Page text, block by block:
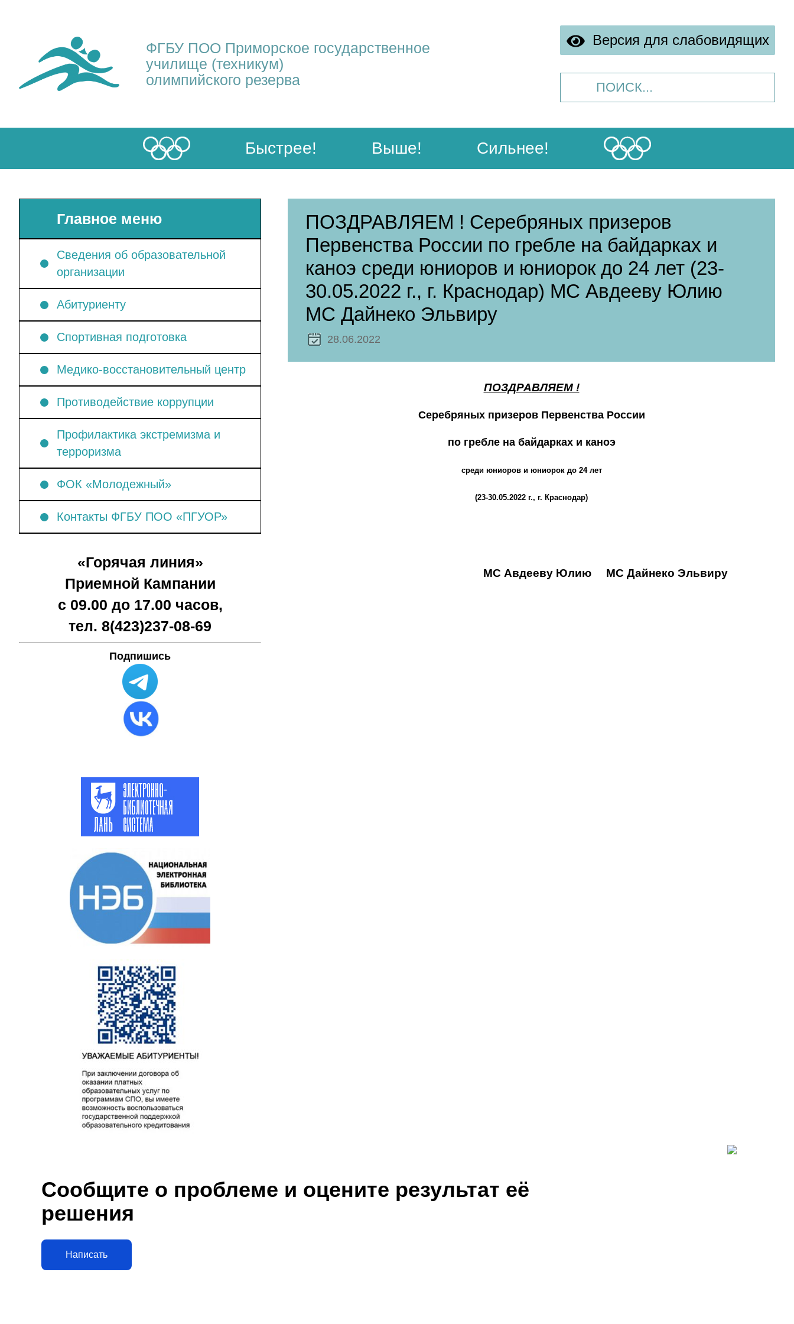
ФГБУ ПОО Приморское государственное
училище (техникум)
олимпийского резерва
Версия для слабовидящих
Быстрее! Выше! Сильнее!
Главное меню
Сведения об образовательной
организации
Абитуриенту
Спортивная подготовка
Медико-восстановительный центр
Противодействие коррупции
Профилактика экстремизма и
терроризма
ФОК «Молодежный»
Контакты ФГБУ ПОО «ПГУОР»
«Горячая линия»
Приемной Кампании
с 09.00 до 17.00 часов,
тел. 8(423)237-08-69
Подпишись
ПОЗДРАВЛЯЕМ ! Серебряных призеров
Первенства России по гребле на байдарках и
каноэ среди юниоров и юниорок до 24 лет (23-
30.05.2022 г., г. Краснодар) МС Авдееву Юлию
МС Дайнеко Эльвиру
28.06.2022
ПОЗДРАВЛЯЕМ !
Серебряных призеров Первенства России
по гребле на байдарках и каноэ
среди юниоров и юниорок до 24 лет
(23-30.05.2022 г., г. Краснодар)
МС Авдееву ЮлиюМС Дайнеко Эльвиру
Сообщите о проблеме и оцените результат её
решения
Написать